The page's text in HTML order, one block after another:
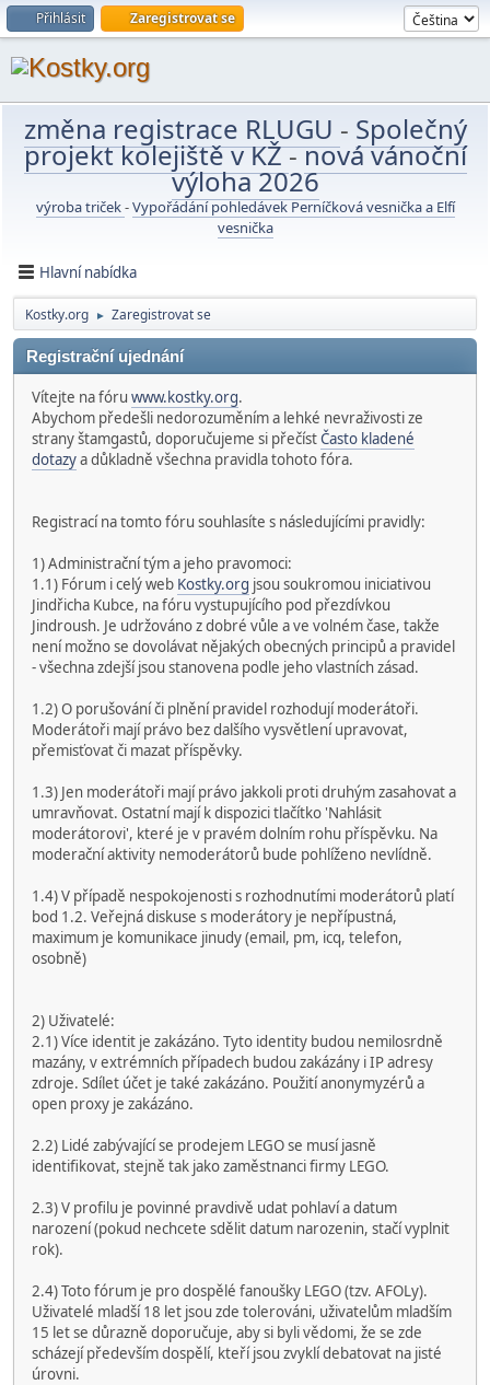
Přihlásit Zaregistrovat se
změna registrace RLUGU - Společný
projekt kolejiště v KŽ-nová vánoční
výloha 2026
výroba triček-Vypořádání pohledávek Perníčková vesnička a Elfí
vesnička
Hlavní nabídka
Kostky.org ► Zaregistrovat se
Registrační ujednání
Vítejte na fóru www.kostky.org.
Abychom předešli nedorozuměním a lehké nevraživosti ze
strany štamgastů, doporučujeme si přečístČasto kladené
dotazya důkladně všechna pravidla tohoto fóra.
Registrací na tomto fóru souhlasíte s následujícími pravidly:
1) Administrační tým a jeho pravomoci:
1.1) Fórum i celý web Kostky.org jsou soukromou iniciativou
Jindřicha Kubce, na fóru vystupujícího pod přezdívkou
Jindroush. Je udržováno z dobré vůle a ve volném čase, takže
není možno se dovolávat nějakých obecných principů a pravidel
- všechna zdejší jsou stanovena podle jeho vlastních zásad.
1.2) O porušování či plnění pravidel rozhodují moderátoři.
Moderátoři mají právo bez dalšího vysvětlení upravovat,
přemisťovat či mazat příspěvky.
1.3) Jen moderátoři mají právo jakkoli proti druhým zasahovat a
umravňovat. Ostatní mají k dispozici tlačítko 'Nahlásit
moderátorovi', které je v pravém dolním rohu příspěvku. Na
moderační aktivity nemoderátorů bude pohlíženo nevlídně.
1.4) V případě nespokojenosti s rozhodnutími moderátorů platí
bod 1.2. Veřejná diskuse s moderátory je nepřípustná,
maximum je komunikace jinudy (email, pm, icq, telefon,
osobně)
2) Uživatelé:
2.1) Více identit je zakázáno. Tyto identity budou nemilosrdně
mazány, v extrémních případech budou zakázány i IP adresy
zdroje. Sdílet účet je také zakázáno. Použití anonymyzérů a
open proxy je zakázáno.
2.2) Lidé zabývající se prodejem LEGO se musí jasně
identifikovat, stejně tak jako zaměstnanci firmy LEGO.
2.3) V profilu je povinné pravdivě udat pohlaví a datum
narození (pokud nechcete sdělit datum narozenin, stačí vyplnit
rok).
2.4) Toto fórum je pro dospělé fanoušky LEGO (tzv. AFOLy).
Uživatelé mladší 18 let jsou zde tolerováni, uživatelům mladším
15 let se důrazně doporučuje, aby si byli vědomi, že se zde
scházejí především dospělí, kteří jsou zvyklí debatovat na jisté
úrovni.